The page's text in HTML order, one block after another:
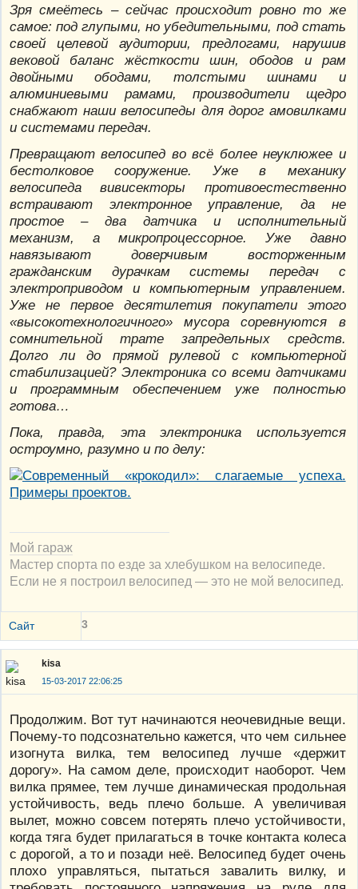
Зря смеётесь – сейчас происходит ровно то же
самое: под глупыми, но убедительными, под стать
своей целевой аудитории, предлогами, нарушив
вековой баланс жёсткости шин, ободов и рам
двойными ободами, толстыми шинами и
алюминиевыми рамами, производители щедро
снабжают наши велосипеды для дорог амовилками
и системами передач.
Превращают велосипед во всё более неуклюжее и
бестолковое сооружение. Уже в механику
велосипеда вивисекторы противоестественно
встраивают электронное управление, да не
простое – два датчика и исполнительный
механизм, а микропроцессорное. Уже давно
навязывают доверчивым восторженным
гражданским дурачкам системы передач с
электроприводом и компьютерным управлением.
Уже не первое десятилетия покупатели этого
«высокотехнологичного» мусора соревнуются в
сомнительной трате запредельных средств.
Долго ли до прямой рулевой с компьютерной
стабилизацией? Электроника со всеми датчиками
и программным обеспечением уже полностью
готова…
Пока, правда, эта электроника используется
остроумно, разумно и по делу:
Мой гараж
Мастер спорта по езде за хлебушком на велосипеде.
Если не я построил велосипед — это не мой велосипед.
Сайт 3
kisa
15-03-2017 22:06:25
Продолжим. Вот тут начинаются неочевидные вещи.
Почему-то подсознательно кажется, что чем сильнее
изогнута вилка, тем велосипед лучше «держит
дорогу». На самом деле, происходит наоборот. Чем
вилка прямее, тем лучше динамическая продольная
устойчивость, ведь плечо больше. А увеличивая
вылет, можно совсем потерять плечо устойчивости,
когда тяга будет прилагаться в точке контакта колеса
с дорогой, а то и позади неё. Велосипед будет очень
плохо управляться, пытаться завалить вилку, и